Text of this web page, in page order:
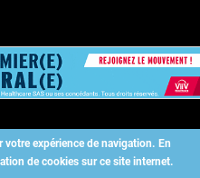
expérience de navigation. En
de cookies sur ce site internet.
ALLIEDHEALTH